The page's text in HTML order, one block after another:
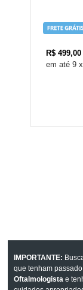
R$ 499,00
9 x
IMPORTANTE:
que tenham
Oftalmologista e